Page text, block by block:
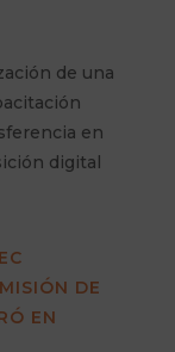
de una
en
digital
DE
EN